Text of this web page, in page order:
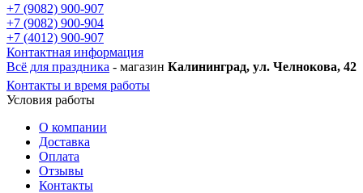
+7 (9082) 900-907
+7 (9082) 900-904
+7 (4012) 900-907
Контактная информация
Всё для праздника - магазин Калининград, ул. Челнокова, 42
Контакты и время работы
Условия работы
О компании
Доставка
Оплата
Отзывы
Контакты